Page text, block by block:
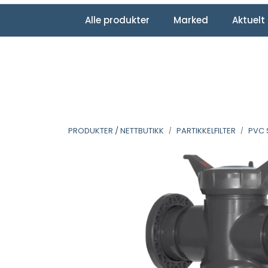
Skip to main content
Facebook | LinkedIn | YouTube
Alle produkter Marked Aktuelt
PRODUKTER / NETTBUTIKK PARTIKKELFILTER PVC